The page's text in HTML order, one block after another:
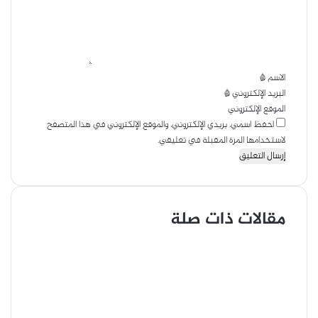
الاسم*
البريد الإلكتروني*
الموقع الإلكتروني
احفظ اسمي، بريدي الإلكتروني، والموقع الإلكتروني في هذا المتصفح
لاستخدامها المرة المقبلة في تعليقي.
مقالات ذات صلة